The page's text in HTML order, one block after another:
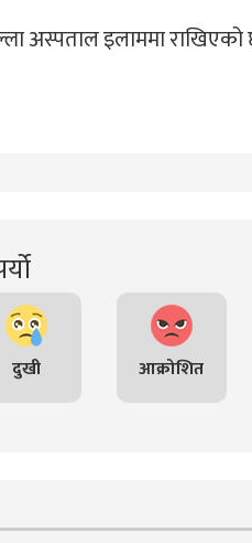
अस्पताल इलाममा राखिएको
दुखी आक्रोशित